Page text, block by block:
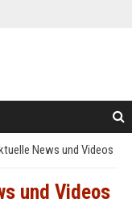
News und Videos
und Videos